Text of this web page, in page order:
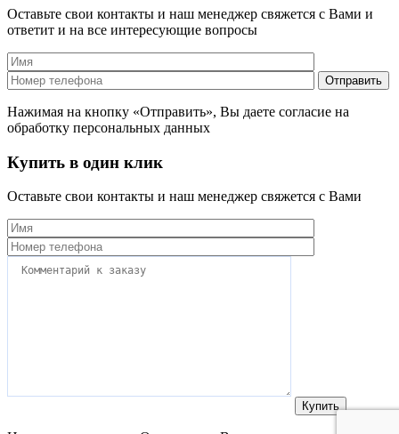
Оставьте свои контакты и наш менеджер свяжется с Вами и
ответит и на все интересующие вопросы
Нажимая на кнопку «Отправить», Вы даете согласие на
обработку персональных данных
Купить в один клик
Оставьте свои контакты и наш менеджер свяжется с Вами